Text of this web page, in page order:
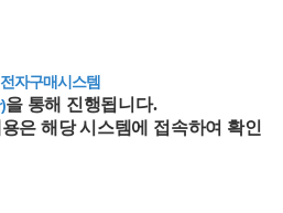
자구매시스템
을 통해 진행됩니다.
은 해당 시스템에 접속하여 확인